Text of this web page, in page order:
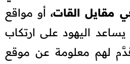
مقايل القات،أو مواقع
يساعد اليهود على ارتكاب
لهم معلومة عن موقع